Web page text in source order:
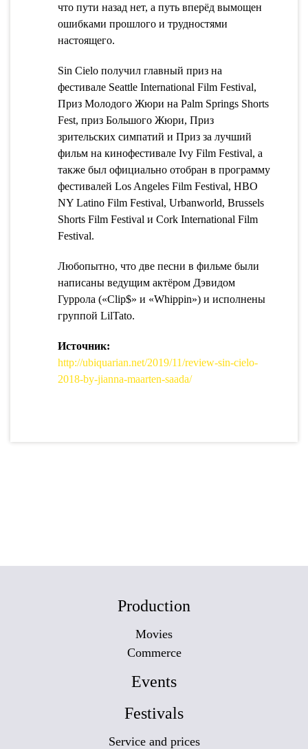
что пути назад нет, а путь вперёд вымощен
ошибками прошлого и трудностями
настоящего.
Sin Cielo получил главный приз на
фестивале Seattle International Film Festival,
Приз Молодого Жюри на Palm Springs Shorts
Fest, приз Большого Жюри, Приз
зрительских симпатий и Приз за лучший
фильм на кинофестивале Ivy Film Festival, а
также был официально отобран в программу
фестивалей Los Angeles Film Festival, HBO
NY Latino Film Festival, Urbanworld, Brussels
Shorts Film Festival и Cork International Film
Festival.
Любопытно, что две песни в фильме были
написаны ведущим актёром Дэвидом
Гуррола («Clip$» и «Whippin») и исполнены
группой LilTato.
Источник:
http://ubiquarian.net/2019/11/review-sin-cielo-
2018-by-jianna-maarten-saada/
Production
Movies
Commerce
Events
Festivals
Service and prices